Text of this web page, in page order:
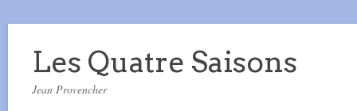
Les Quatre Saisons
Jean Provencher